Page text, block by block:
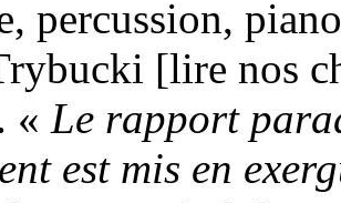
percussion,
[lire nos
« Le rapport
est mis en